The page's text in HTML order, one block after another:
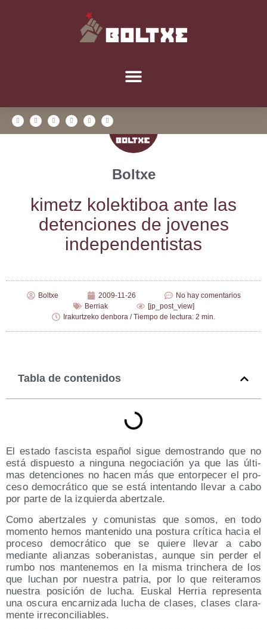
Boltxe
kimetz kolek­ti­boa ante las
deten­cio­nes de jove­nes
independentistas
Boltxe 2009-11-26
No hay comentarios
Berriak
[jp_post_view]
Irakurtzeko denbora / Tiempo de lectura: 2 min.
Tabla de contenidos
El esta­do fas­cis­ta espa­ñol sigue demos­tran­do que no
está dis­pues­to a nin­gu­na nego­cia­ción ya que las últi­
mas deten­cio­nes no hacen más que entor­pe­cer el pro­
ce­so demo­crá­ti­co que se está inten­tan­do lle­var a cabo
por par­te de la izquier­da abertzale.
Como aber­tza­les y comu­nis­tas que somos, en todo
momen­to hemos man­te­ni­do una pos­tu­ra crí­ti­ca hacia el
pro­ce­so demo­crá­ti­co que se quie­re lle­var a cabo
median­te alian­zas sobe­ra­nis­tas, aun­que sin per­der el
rum­bo nos man­te­ne­mos en la mis­ma trin­che­ra de los
que luchan por nues­tra patria, por lo que reite­ra­mos
nues­tra posi­ción de lucha. Eus­kal Herria repre­sen­ta
una oscu­ra encar­ni­za­da lucha de cla­ses, cla­ses cla­ra­
men­te irreconciliables.